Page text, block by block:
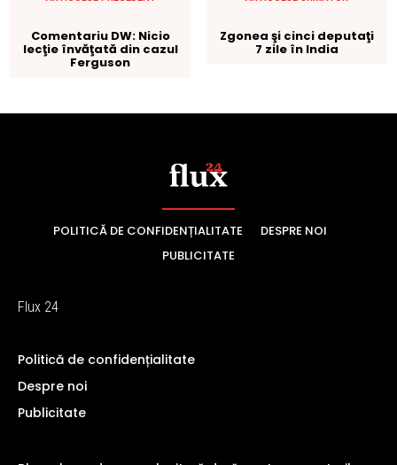
POLITICĂ DE CONFIDENȚIALITATE
DESPRE NOI
PUBLICITATE
Flux 24
Politică de confidențialitate
Despre noi
Publicitate